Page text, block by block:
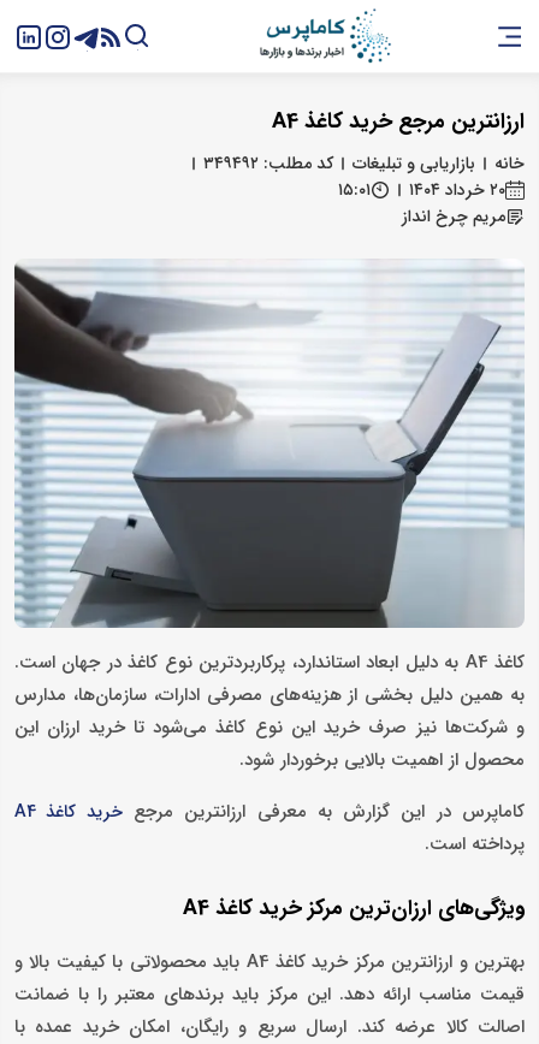
ارزانترین مرجع خرید کاغذ A4
خانه بازاریابی و تبلیغات
کد مطلب: ۳۴۹۴۹۲
۲۰ خرداد ۱۴۰۴
۱۵:۰۱
مریم چرخ انداز
کاغذ A4 به دلیل ابعاد استاندارد، پرکاربردترین نوع کاغذ در جهان است.
به همین دلیل بخشی از هزینه‌های مصرفی ادارات، سازمان‌ها، مدارس
و شرکت‌ها نیز صرف خرید این نوع کاغذ می‌شود تا خرید ارزان این
محصول از اهمیت بالایی برخوردار شود.
کاماپرس در این گزارش به معرفی ارزانترین مرجعخرید کاغذ A4
پرداخته است.
ویژگی‌های ارزان‌ترین مرکز خرید کاغذ A4
بهترین و ارزانترین مرکز خرید کاغذ A4 باید محصولاتی با کیفیت بالا و
قیمت مناسب ارائه دهد. این مرکز باید برندهای معتبر را با ضمانت
اصالت کالا عرضه کند. ارسال سریع و رایگان، امکان خرید عمده با